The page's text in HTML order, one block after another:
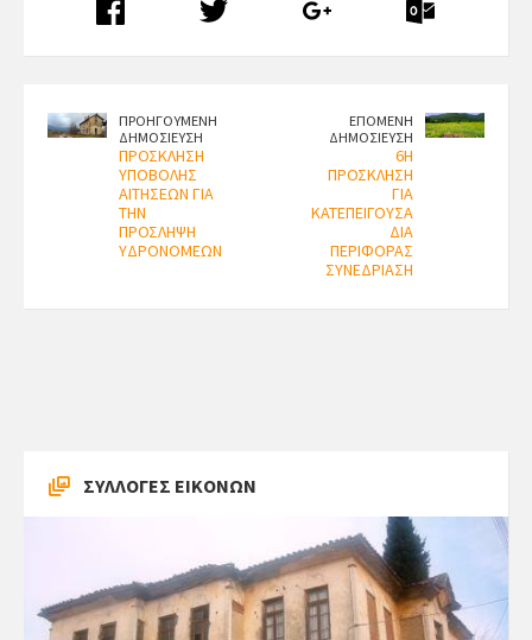
ΠΡΟΗΓΟΥΜΕΝΗ
ΔΗΜΟΣΙΕΥΣΗ
ΠΡΟΣΚΛΗΣΗ
ΥΠΟΒΟΛΗΣ
ΑΙΤΗΣΕΩΝ ΓΙΑ
ΤΗΝ
ΠΡΟΣΛΗΨΗ
ΥΔΡΟΝΟΜΕΩΝ
ΕΠΟΜΕΝΗ
ΔΗΜΟΣΙΕΥΣΗ
6Η
ΠΡΟΣΚΛΗΣΗ
ΓΙΑ
ΚΑΤΕΠΕΙΓΟΥΣΑ
ΔΙΑ
ΠΕΡΙΦΟΡΑΣ
ΣΥΝΕΔΡΙΑΣΗ
ΣΥΛΛΟΓΕΣ ΕΙΚΟΝΩΝ